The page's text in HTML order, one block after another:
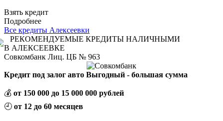
Взять кредит
Подробнее
Все кредиты Алексеевки
РЕКОМЕНДУЕМЫЕ КРЕДИТЫ НАЛИЧНЫМИ
В АЛЕКСЕЕВКЕ
Совкомбанк Лиц. ЦБ № 963
Кредит под залог авто Выгодный - большая сумма
💰 от 150 000 до 15 000 000 рублей
🕘 от 12 до 60 месяцев